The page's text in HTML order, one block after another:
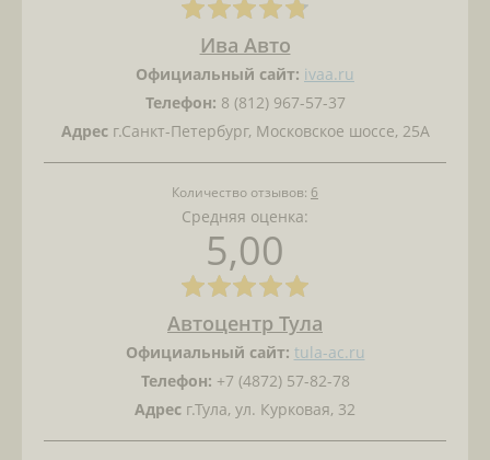
Ива Авто
Официальный сайт: ivaa.ru
Телефон: 8 (812) 967-57-37
Адресг.Санкт-Петербург, Московское шоссе, 25А
Количество отзывов: 6
Средняя оценка:
5,00
Автоцентр Тула
Официальный сайт: tula-ac.ru
Телефон: +7 (4872) 57-82-78
Адрес г.Тула, ул. Курковая, 32